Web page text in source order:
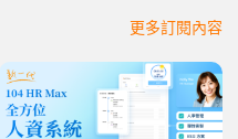
更多訂閱內容